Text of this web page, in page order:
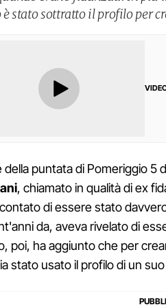
stato sottratto il profilo per
della puntata di Pomeriggio 5
, chiamato in qualità di ex
di essere stato
da, aveva rivelato di
poi, ha aggiunto che per
stato usato il profilo di un